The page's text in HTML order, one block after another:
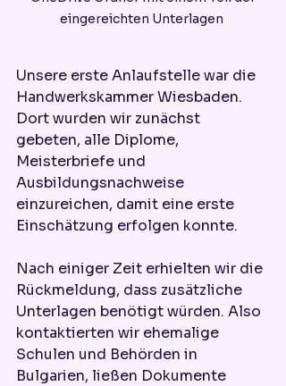
eingereichten Unterlagen
Unsere erste Anlaufstelle war die
Handwerkskammer Wiesbaden.
Dort wurden wir zunächst
gebeten, alle Diplome,
Meisterbriefe und
Ausbildungsnachweise
einzureichen, damit eine erste
Einschätzung erfolgen konnte.
Nach einiger Zeit erhielten wir die
Rückmeldung, dass zusätzliche
Unterlagen benötigt würden. Also
kontaktierten wir ehemalige
Schulen und Behörden in
Bulgarien, ließen Dokumente